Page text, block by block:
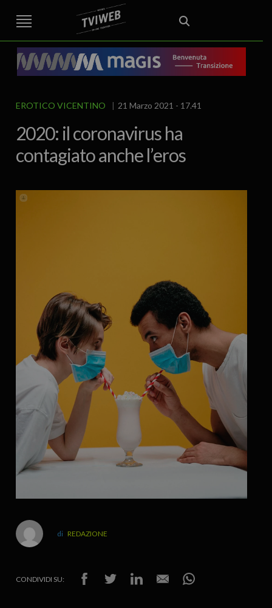
STREET TG CRONACA VENETO
VICENZA E PROVINCIA
AREA BERICA
ECONOMIA ATTUALITA’ POLITICA
EDITORIALE ITALIA E MONDO CURIOSITÀ – LIFESTYLE
CULTURA ARTE
SPORT
IL GRAFFIO FOOD & DRINK
EROTICO VICENTINO 21 Marzo 2021 - 17.41
2020: il coronavirus ha
contagiato anche l’eros
REDAZIONE
CONDIVIDI SU: